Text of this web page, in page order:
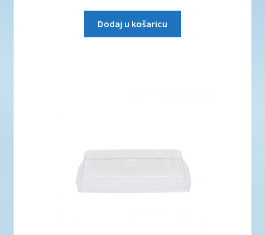
Dodaj u košaricu